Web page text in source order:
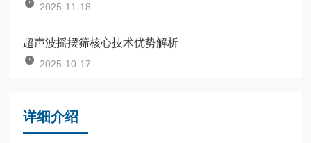
2025-11-18
超声波摇摆筛核心技术优势解析
2025-10-17
详细介绍